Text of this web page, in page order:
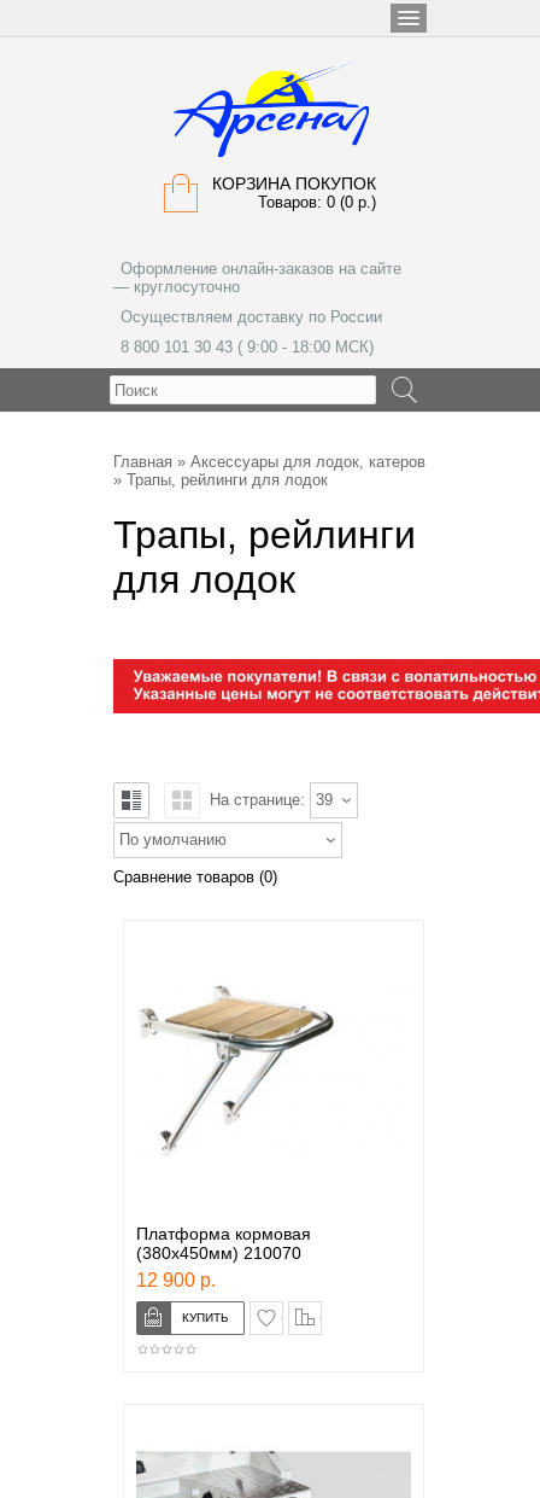
КОРЗИНА ПОКУПОК
Товаров: 0 (0 р.)
Оформление онлайн-заказов на сайте
— круглосуточно
Осуществляем доставку по России
8 800 101 30 43 ( 9:00 - 18:00 МСК)
Главная » Аксессуары для лодок, катеров
» Трапы, рейлинги для лодок
Трапы, рейлинги
для лодок
На странице: 39
По умолчанию
Сравнение товаров (0)
Платформа кормовая
(380х450мм) 210070
12 900 р.
в закладки